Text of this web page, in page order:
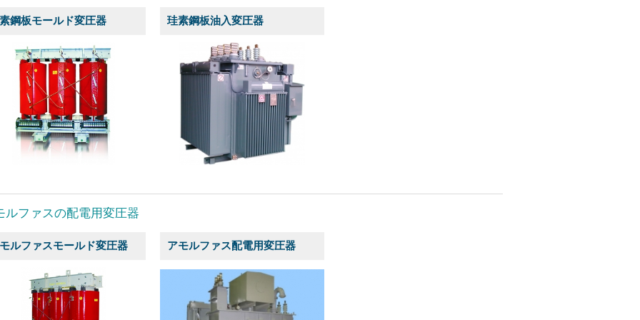
鋼板モールド変圧器 珪素鋼板油入変圧器
ルファスの配電用変圧器
ルファスモールド変圧器 アモルファス配電用変圧器